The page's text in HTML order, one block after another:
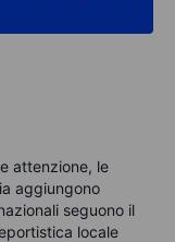
attenzione, le
aggiungono
seguono il
locale